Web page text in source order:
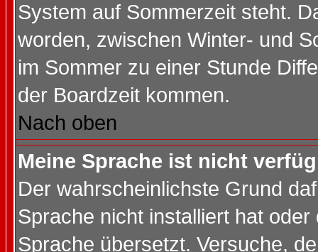
System auf Sommerzeit steht.
worden, zwischen Winter- und
im Sommer zu einer Stunde
der Boardzeit kommen.
Nach oben
Meine Sprache ist nicht
Der wahrscheinlichste Grund
Sprache nicht installiert hat
Sprache übersetzt. Versuche,